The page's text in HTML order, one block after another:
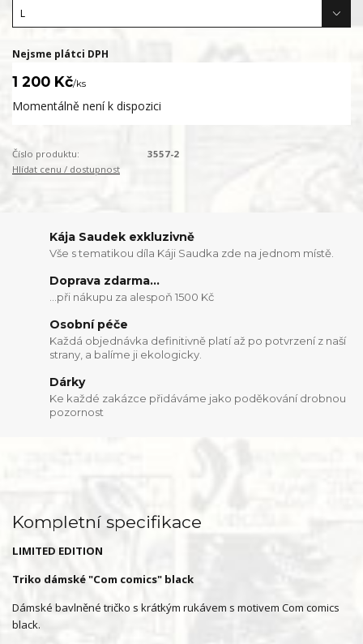
Nejsme plátci DPH
1 200 Kč/ks
Momentálně není k dispozici
Číslo produktu:
3557-2
Hlídat cenu / dostupnost
Kája Saudek exkluzivně
Vše s tematikou díla Káji Saudka zde na jednom místě.
Doprava zdarma...
...při nákupu za alespoň 1500 Kč
Osobní péče
Každá objednávka definitivně platí až po potvrzení z naší
strany, a balíme ji ekologicky.
Dárky
Ke každé zakázce přidáváme jako poděkování drobnou
pozornost
Kompletní specifikace
LIMITED EDITION
Triko dámské "Com comics" black
Dámské bavlněné tričko s krátkým rukávem s motivem Com comics
black.